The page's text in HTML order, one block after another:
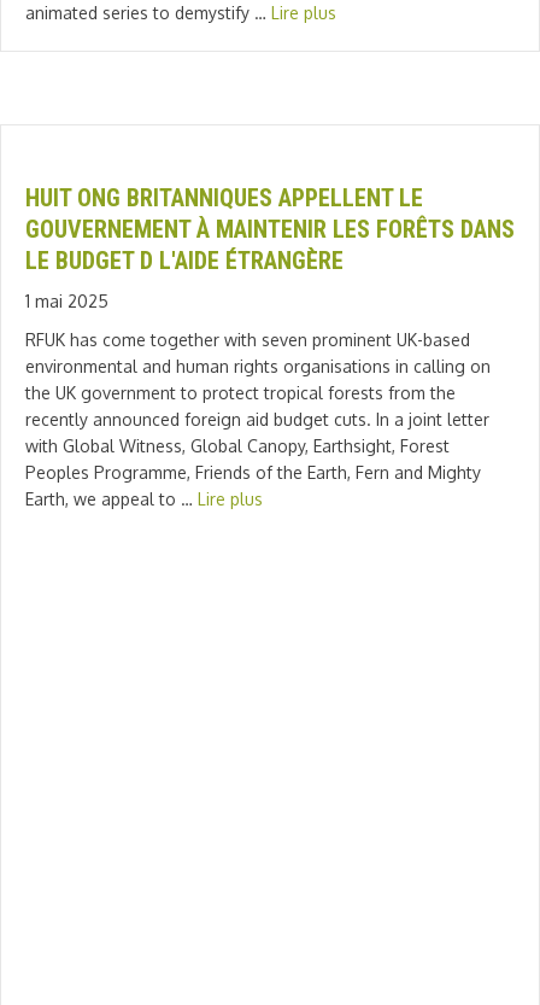
animated series to demystify … Lire plus
HUIT ONG BRITANNIQUES APPELLENT LE
GOUVERNEMENT À MAINTENIR LES FORÊTS DANS
LE BUDGET D L'AIDE ÉTRANGÈRE
1 mai 2025
RFUK has come together with seven prominent UK-based
environmental and human rights organisations in calling on
the UK government to protect tropical forests from the
recently announced foreign aid budget cuts. In a joint letter
with Global Witness, Global Canopy, Earthsight, Forest
Peoples Programme, Friends of the Earth, Fern and Mighty
Earth, we appeal to … Lire plus